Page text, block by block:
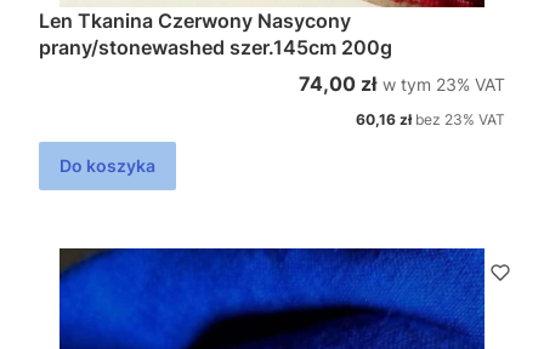
Len Tkanina Czerwony Nasycony
prany/stonewashed szer.145cm 200g
Cena brutto
74,00 zł w tym %s VAT
w tym 23% VAT
Cena netto
60,16 zł bez 23% VAT
Do koszyka